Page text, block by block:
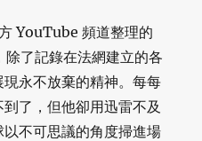
YouTube 頻道整理的
了記錄在法網建立的各
永不放棄的精神。每每
了，但他卻用迅雷不及
不可思議的角度掃進場